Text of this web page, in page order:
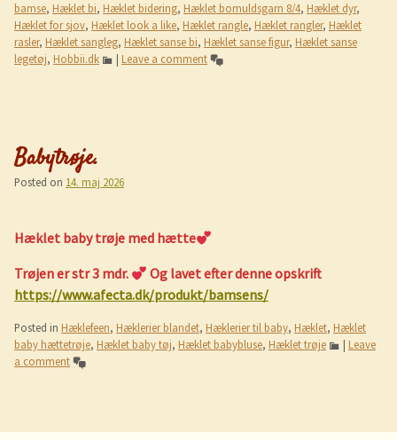
bamse, Hæklet bi, Hæklet bidering, Hæklet bomuldsgarn 8/4, Hæklet dyr,
Hæklet for sjov, Hæklet look a like, Hæklet rangle, Hæklet rangler, Hæklet
rasler, Hæklet sangleg, Hæklet sanse bi, Hæklet sanse figur, Hæklet sanse
legetøj, Hobbii.dk | Leave a comment
Babytrøje.
Posted on 14. maj 2026
Hæklet baby trøje med hætte
Trøjen er str 3 mdr.
Og lavet efter denne opskrift
https://www.afecta.dk/produkt/bamsens/
Posted in Hæklefeen, Hæklerier blandet, Hæklerier til baby, Hæklet, Hæklet
baby hættetrøje, Hæklet baby tøj, Hæklet babybluse, Hæklet trøje | Leave
a comment